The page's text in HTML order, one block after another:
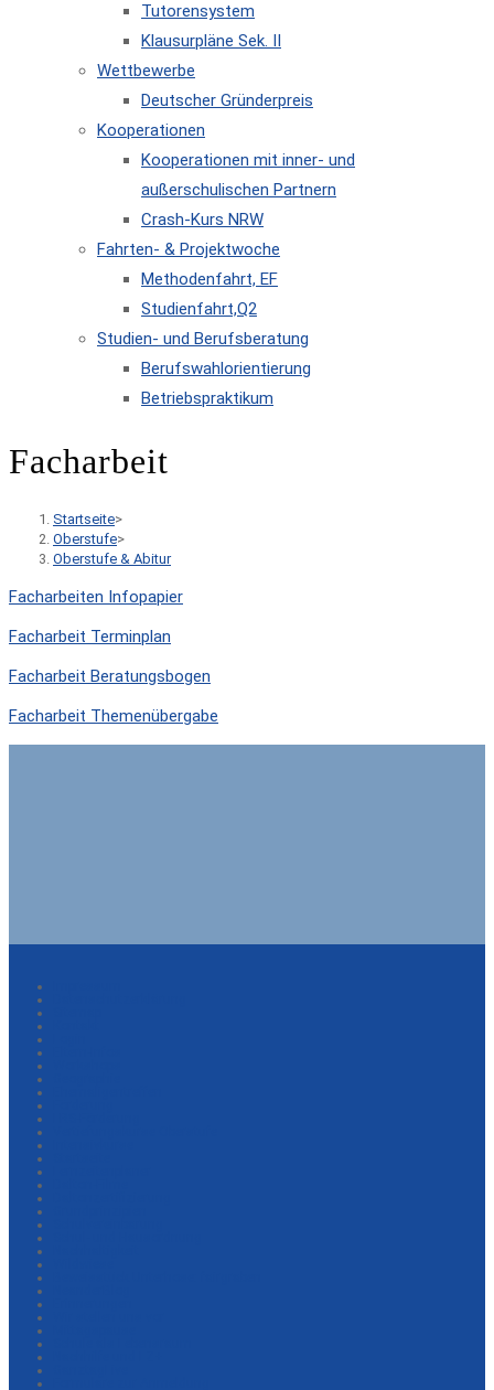
Tutorensystem
Klausurpläne Sek. II
Wettbewerbe
Deutscher Gründerpreis
Kooperationen
Kooperationen mit inner- und
außerschulischen Partnern
Crash-Kurs NRW
Fahrten- & Projektwoche
Methodenfahrt, EF
Studienfahrt,Q2
Studien- und Berufsberatung
Berufswahlorientierung
Betriebspraktikum
Facharbeit
Startseite>
Oberstufe>
Oberstufe & Abitur
Facharbeiten Infopapier
Facharbeit Terminplan
Facharbeit Beratungsbogen
Facharbeit Themenübergabe